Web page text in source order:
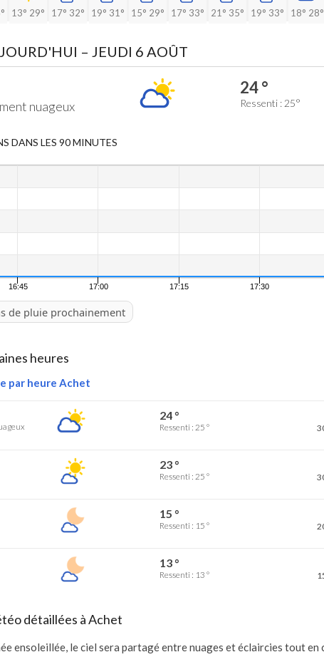
13° 29° 17° 32° 19° 31° 15° 29° 17° 33° 21° 35° 19° 33° 18° 28°
– JEUDI 6 AOÛT
nuageux
24 °
Ressenti : 25°
DANS LES 90 MINUTES
16:45 17:00 17:15 17:30
de pluie prochainement
heures
par heure Achet
24 °
Ressenti : 25 °
23 °
Ressenti : 25 °
15 °
Ressenti : 15 °
13 °
Ressenti : 13 °
détaillées à Achet
ensoleillée, le ciel sera partagé entre nuages et éclaircies tout en